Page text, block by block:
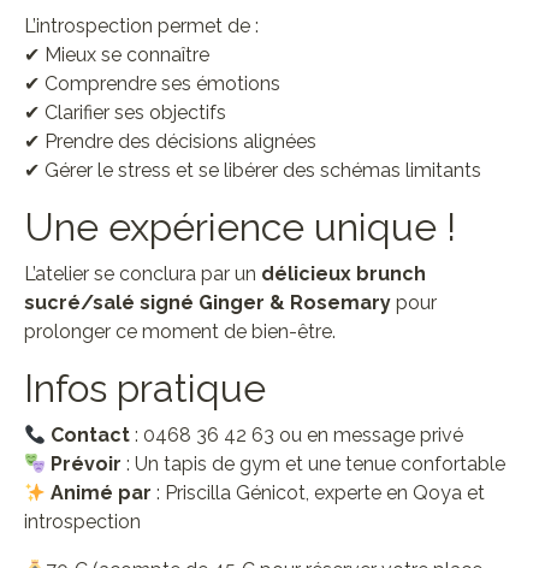
L’introspection permet de :
✔ Mieux se connaître
✔ Comprendre ses émotions
✔ Clarifier ses objectifs
✔ Prendre des décisions alignées
✔ Gérer le stress et se libérer des schémas limitants
Une expérience unique !
L’atelier se conclura par un délicieux brunch
sucré/salé signé Ginger & Rosemary pour
prolonger ce moment de bien-être.
Infos pratique
Contact : 0468 36 42 63 ou en message privé
Prévoir : Un tapis de gym et une tenue confortable
Animé par : Priscilla Génicot, experte en Qoya et
introspection